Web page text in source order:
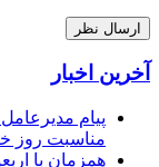
آخرین اخبار
پیام
مناسبت روز
همزمان با